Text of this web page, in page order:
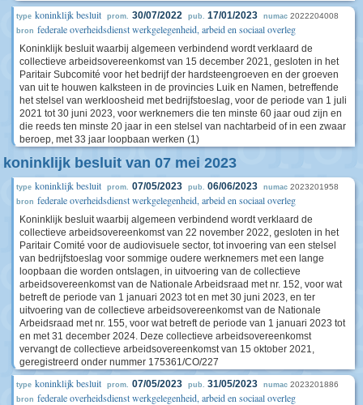
type koninklijk besluit prom. 30/07/2022 pub. 17/01/2023 numac 2022204008
bron federale overheidsdienst werkgelegenheid, arbeid en sociaal overleg
Koninklijk besluit waarbij algemeen verbindend wordt verklaard de
collectieve arbeidsovereenkomst van 15 december 2021, gesloten in het
Paritair Subcomité voor het bedrijf der hardsteengroeven en der groeven
van uit te houwen kalksteen in de provincies Luik en Namen, betreffende
het stelsel van werkloosheid met bedrijfstoeslag, voor de periode van 1 juli
2021 tot 30 juni 2023, voor werknemers die ten minste 60 jaar oud zijn en
die reeds ten minste 20 jaar in een stelsel van nachtarbeid of in een zwaar
beroep, met 33 jaar loopbaan werken (1)
koninklijk besluit van 07 mei 2023
type koninklijk besluit prom. 07/05/2023 pub. 06/06/2023 numac 2023201958
bron federale overheidsdienst werkgelegenheid, arbeid en sociaal overleg
Koninklijk besluit waarbij algemeen verbindend wordt verklaard de
collectieve arbeidsovereenkomst van 22 november 2022, gesloten in het
Paritair Comité voor de audiovisuele sector, tot invoering van een stelsel
van bedrijfstoeslag voor sommige oudere werknemers met een lange
loopbaan die worden ontslagen, in uitvoering van de collectieve
arbeidsovereenkomst van de Nationale Arbeidsraad met nr. 152, voor wat
betreft de periode van 1 januari 2023 tot en met 30 juni 2023, en ter
uitvoering van de collectieve arbeidsovereenkomst van de Nationale
Arbeidsraad met nr. 155, voor wat betreft de periode van 1 januari 2023 tot
en met 31 december 2024. Deze collectieve arbeidsovereenkomst
vervangt de collectieve arbeidsovereenkomst van 15 oktober 2021,
geregistreerd onder nummer 175361/CO/227
type koninklijk besluit prom. 07/05/2023 pub. 31/05/2023 numac 2023201886
bron federale overheidsdienst werkgelegenheid, arbeid en sociaal overleg